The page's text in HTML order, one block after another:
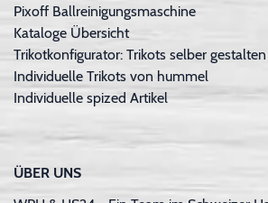
Pixoff Ballreinigungsmaschine
Kataloge Übersicht
Trikotkonfigurator: Trikots selber gestalten
Individuelle Trikots von hummel
Individuelle spized Artikel
ÜBER UNS